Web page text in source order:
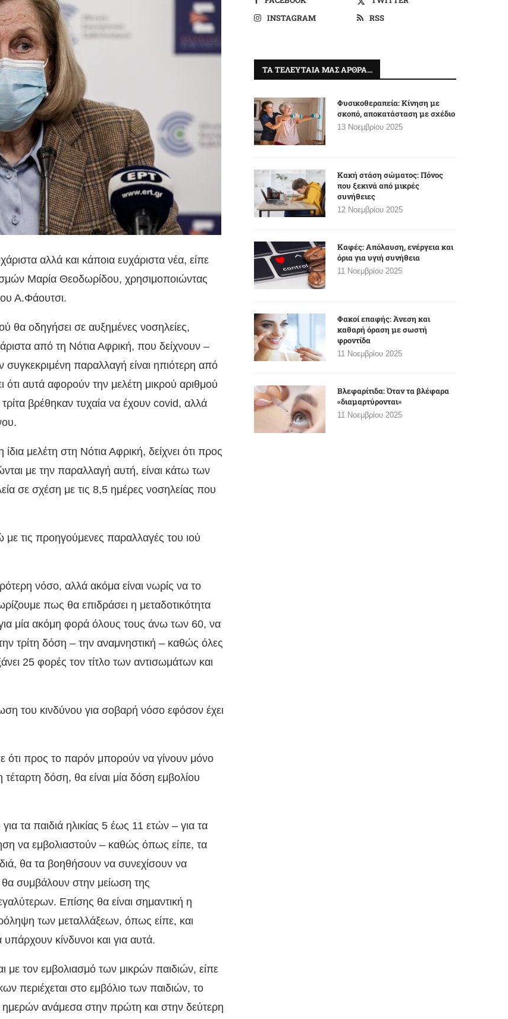
αλλά και κάποια ευχάριστα νέα, είπε
Μαρία Θεοδωρίδου, χρησιμοποιώντας
Α.Φάουτσι.
θα οδηγήσει σε αυξημένες νοσηλείες,
από τη Νότια Αφρική, που δείχνουν –
παραλλαγή είναι ηπιότερη από
αυτά αφορούν την μελέτη μικρού αριθμού
βρέθηκαν τυχαία να έχουν covid, αλλά
μελέτη στη Νότια Αφρική, δείχνει ότι προς
με την παραλλαγή αυτή, είναι κάτω των
σε σχέση με τις 8,5 ημέρες νοσηλείας που
τις προηγούμενες παραλλαγές του ιού
νόσο, αλλά ακόμα είναι νωρίς να το
πως θα επιδράσει η μεταδοτικότητα
μία ακόμη φορά όλους τους άνω των 60, να
τρίτη δόση – την αναμνηστική – καθώς όλες
25 φορές τον τίτλο των αντισωμάτων και
του κινδύνου για σοβαρή νόσο εφόσον έχει
ότι προς το παρόν μπορούν να γίνουν μόνο
δόση, θα είναι μία δόση εμβολίου
τα παιδιά ηλικίας 5 έως 11 ετών – για τα
να εμβολιαστούν – καθώς όπως είπε, τα
θα τα βοηθήσουν να συνεχίσουν να
συμβάλουν στην μείωση της
Επίσης θα είναι σημαντική η
των μεταλλάξεων, όπως είπε, και
κίνδυνοι και για αυτά.
με τον εμβολιασμό των μικρών παιδιών, είπε
περιέχεται στο εμβόλιο των παιδιών, το
ημερών ανάμεσα στην πρώτη και στην δεύτερη
INSTAGRAM
RSS
ΤΑ ΤΕΛΕΥΤΑΊΑ ΜΑΣ ΆΡΘΡΑ…
Φυσικοθεραπεία: Κίνηση με
σκοπό, αποκατάσταση με σχέδιο
13 Νοεμβρίου 2025
Κακή στάση σώματος: Πόνος
που ξεκινά από μικρές
συνήθειες
12 Νοεμβρίου 2025
Καφές: Απόλαυση, ενέργεια και
όρια για υγιή συνήθεια
11 Νοεμβρίου 2025
Φακοί επαφής: Άνεση και
καθαρή όραση με σωστή
φροντίδα
11 Νοεμβρίου 2025
Βλεφαρίτιδα: Όταν τα βλέφαρα
«διαμαρτύρονται»
11 Νοεμβρίου 2025